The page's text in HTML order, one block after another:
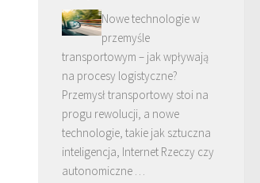
Nowe technologie w
przemyśle
transportowym – jak wpływają
na procesy logistyczne?
Przemysł transportowy stoi na
progu rewolucji, a nowe
technologie, takie jak sztuczna
inteligencja, Internet Rzeczy czy
autonomiczne …